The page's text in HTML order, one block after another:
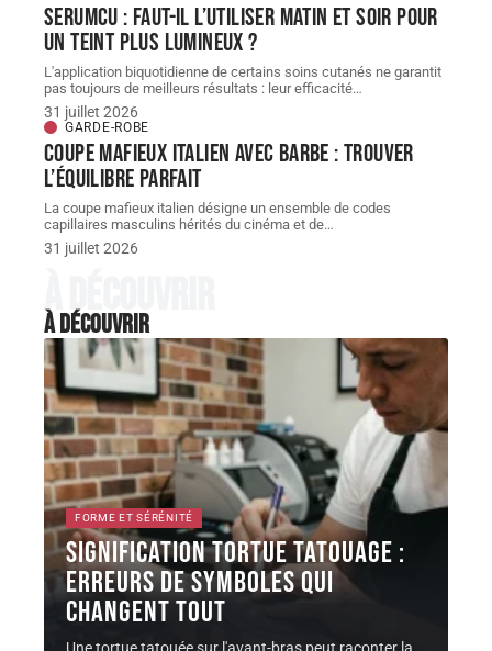
Serumcu : faut-il l’utiliser matin et soir pour
un teint plus lumineux ?
L'application biquotidienne de certains soins cutanés ne garantit
pas toujours de meilleurs résultats : leur efficacité…
31 juillet 2026
GARDE-ROBE
Coupe mafieux italien avec barbe : trouver
l’équilibre parfait
La coupe mafieux italien désigne un ensemble de codes
capillaires masculins hérités du cinéma et de…
31 juillet 2026
À découvrir
À découvrir
FORME ET SÉRÉNITÉ
Signification tortue TATOUAGE :
erreurs de symboles qui
changent tout
Une tortue tatouée sur l'avant-bras peut raconter la